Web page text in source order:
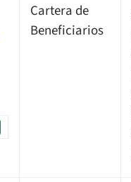
Cartera de
Beneficiarios